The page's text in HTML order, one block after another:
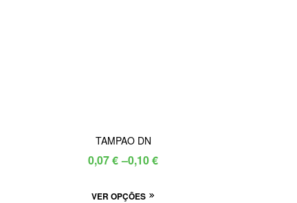
TAMPAO DN
0,07€ –0,10€
Price
0,07 €
VER OPÇÕES